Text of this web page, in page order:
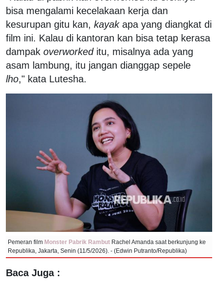
bisa mengalami kecelakaan kerja dan
kesurupan gitu kan, kayakapa yang diangkat di
film ini. Kalau di kantoran kan bisa tetap kerasa
dampak overworkeditu, misalnya ada yang
asam lambung, itu jangan dianggap sepele
lho," kata Lutesha.
Pemeran film Monster Pabrik Rambut Rachel Amanda saat berkunjung ke
Republika, Jakarta, Senin (11/5/2026). - (Edwin Putranto/Republika)
Baca Juga :